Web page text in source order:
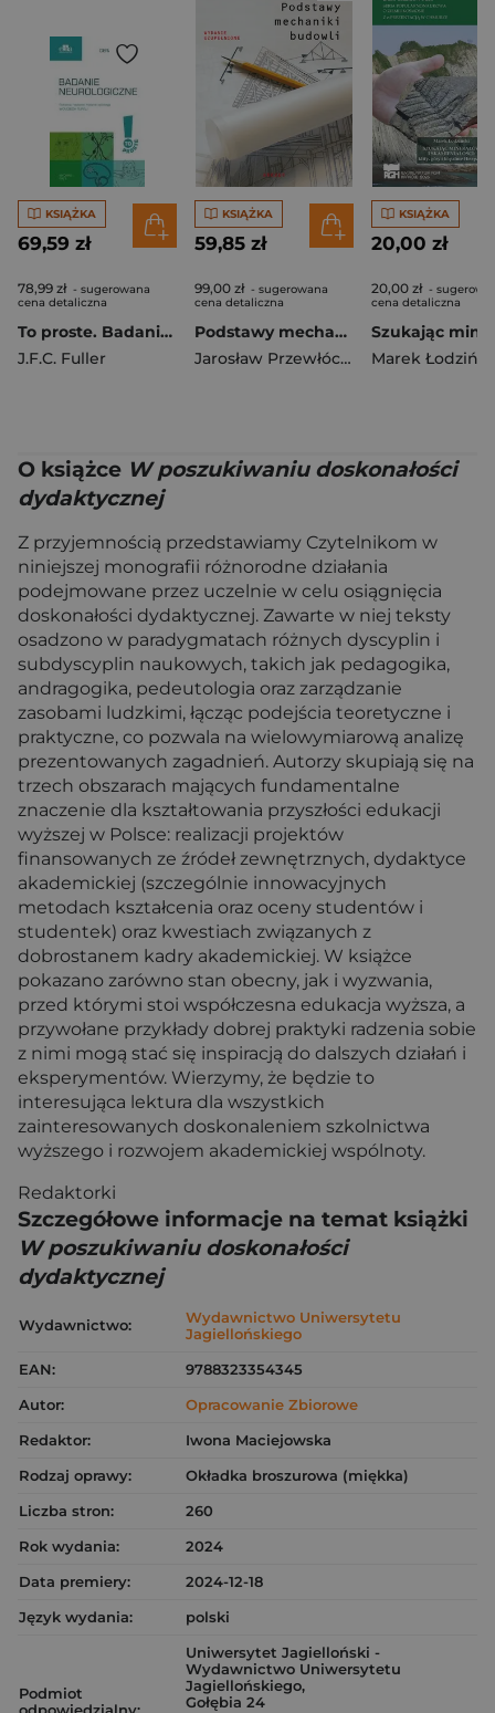
KSIĄŻKA
69,59 zł
78,99 zł - sugerowana
cena detaliczna
To proste. Badanie neurologiczne
J.F.C. Fuller
KSIĄŻKA
59,85 zł
99,00 zł - sugerowana
cena detaliczna
Podstawy mechaniki budowli
Jarosław Przewłócki
Jarosław Górski
KSIĄŻKA
20,00 zł
20,00 zł -
cena detaliczna
Marek
O książce W poszukiwaniu doskonałości
dydaktycznej
Z przyjemnością przedstawiamy Czytelnikom w
niniejszej monografii różnorodne działania
podejmowane przez uczelnie w celu osiągnięcia
doskonałości dydaktycznej. Zawarte w niej teksty
osadzono w paradygmatach różnych dyscyplin i
subdyscyplin naukowych, takich jak pedagogika,
andragogika, pedeutologia oraz zarządzanie
zasobami ludzkimi, łącząc podejścia teoretyczne i
praktyczne, co pozwala na wielowymiarową analizę
prezentowanych zagadnień. Autorzy skupiają się na
trzech obszarach mających fundamentalne
znaczenie dla kształtowania przyszłości edukacji
wyższej w Polsce: realizacji projektów
finansowanych ze źródeł zewnętrznych, dydaktyce
akademickiej (szczególnie innowacyjnych
metodach kształcenia oraz oceny studentów i
studentek) oraz kwestiach związanych z
dobrostanem kadry akademickiej. W książce
pokazano zarówno stan obecny, jak i wyzwania,
przed którymi stoi współczesna edukacja wyższa, a
przywołane przykłady dobrej praktyki radzenia sobie
z nimi mogą stać się inspiracją do dalszych działań i
eksperymentów. Wierzymy, że będzie to
interesująca lektura dla wszystkich
zainteresowanych doskonaleniem szkolnictwa
wyższego i rozwojem akademickiej wspólnoty.
Redaktorki
Szczegółowe informacje na temat książki
W poszukiwaniu doskonałości
dydaktycznej
Wydawnictwo:
Wydawnictwo Uniwersytetu
Jagiellońskiego
EAN:
9788323354345
Autor:
Opracowanie Zbiorowe
Redaktor:
Iwona Maciejowska
Rodzaj oprawy:
Okładka broszurowa (miękka)
Liczba stron:
260
Rok wydania:
2024
Data premiery:
2024-12-18
Język wydania:
polski
Podmiot
Uniwersytet Jagielloński -
Wydawnictwo Uniwersytetu
Jagiellońskiego,
Gołębia 24